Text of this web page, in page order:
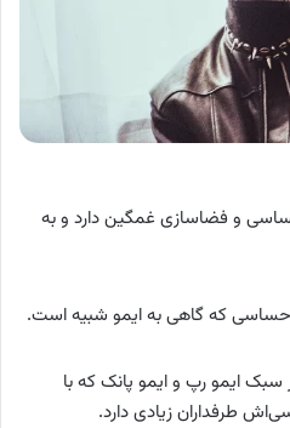
و فضاسازی غمگین دارد و به
احساسی که گاهی به ایمو شبیه است.
ایمو رپ و ایمو پانک که با
طرفداران زیادی دارد.